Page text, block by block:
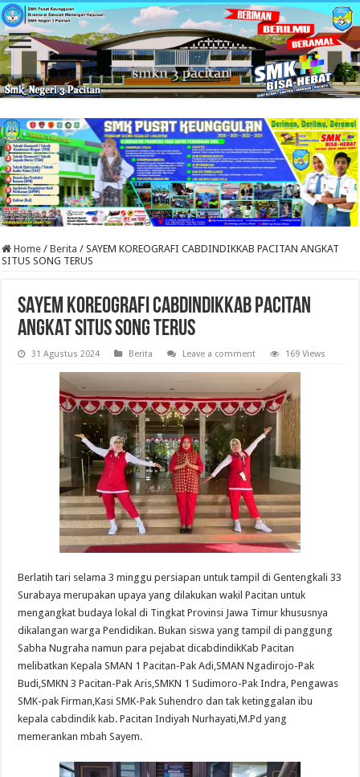
Home / Berita / SAYEM KOREOGRAFI CABDINDIKKAB PACITAN ANGKAT
SITUS SONG TERUS
SAYEM KOREOGRAFI CABDINDIKKAB PACITAN
ANGKAT SITUS SONG TERUS
31 Agustus 2024 Berita Leave a comment 169 Views
Berlatih tari selama 3 minggu persiapan untuk tampil di Gentengkali 33
Surabaya merupakan upaya yang dilakukan wakil Pacitan untuk
mengangkat budaya lokal di Tingkat Provinsi Jawa Timur khususnya
dikalangan warga Pendidikan. Bukan siswa yang tampil di panggung
Sabha Nugraha namun para pejabat dicabdindikKab Pacitan
melibatkan Kepala SMAN 1 Pacitan-Pak Adi,SMAN Ngadirojo-Pak
Budi,SMKN 3 Pacitan-Pak Aris,SMKN 1 Sudimoro-Pak Indra, Pengawas
SMK-pak Firman,Kasi SMK-Pak Suhendro dan tak ketinggalan ibu
kepala cabdindik kab. Pacitan Indiyah Nurhayati,M.Pd yang
memerankan mbah Sayem.